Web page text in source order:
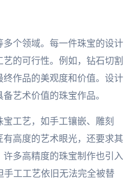
个领域。每一件珠宝的设计
的可行性。例如，钻石切割
作品的美观度和价值。设计
艺术价值的珠宝作品。
工艺，如手工镶嵌、雕刻
高度的艺术眼光，还要求其
多高精度的珠宝制作也引入
手工工艺依旧无法完全被替